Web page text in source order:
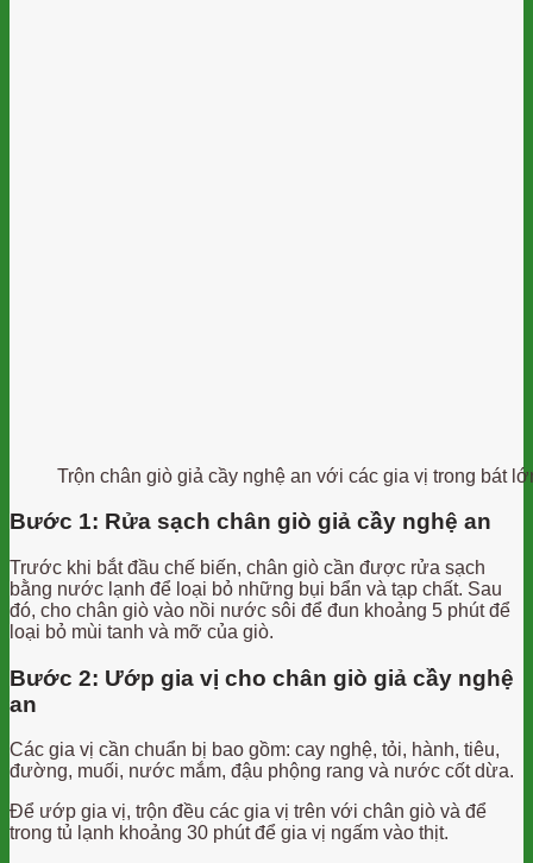
Trộn chân giò giả cầy nghệ an với các gia vị trong bát
Bước 1: Rửa sạch chân giò giả cầy nghệ an
Trước khi bắt đầu chế biến, chân giò cần được rửa sạch
bằng nước lạnh để loại bỏ những bụi bẩn và tạp chất. Sau
đó, cho chân giò vào nồi nước sôi để đun khoảng 5 phút để
loại bỏ mùi tanh và mỡ của giò.
Bước 2: Ướp gia vị cho chân giò giả cầy nghệ
an
Các gia vị cần chuẩn bị bao gồm: cay nghệ, tỏi, hành, tiêu,
đường, muối, nước mắm, đậu phộng rang và nước cốt dừa.
Để ướp gia vị, trộn đều các gia vị trên với chân giò và để
trong tủ lạnh khoảng 30 phút để gia vị ngấm vào thịt.